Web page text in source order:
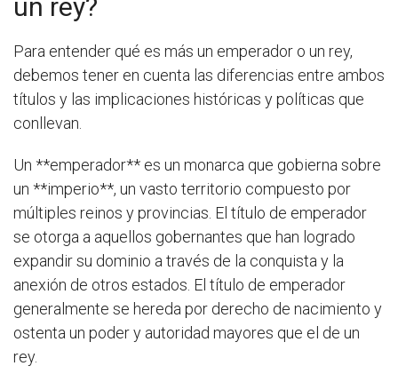
un rey?
Para entender qué es más un emperador o un rey,
debemos tener en cuenta las diferencias entre ambos
títulos y las implicaciones históricas y políticas que
conllevan.
Un **emperador** es un monarca que gobierna sobre
un **imperio**, un vasto territorio compuesto por
múltiples reinos y provincias. El título de emperador
se otorga a aquellos gobernantes que han logrado
expandir su dominio a través de la conquista y la
anexión de otros estados. El título de emperador
generalmente se hereda por derecho de nacimiento y
ostenta un poder y autoridad mayores que el de un
rey.